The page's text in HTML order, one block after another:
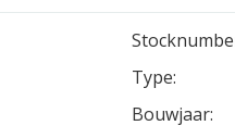
Type:
Bouwjaar: